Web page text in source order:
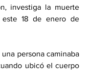
investiga la muerte
18 de enero de
persona caminaba
ubicó el cuerpo